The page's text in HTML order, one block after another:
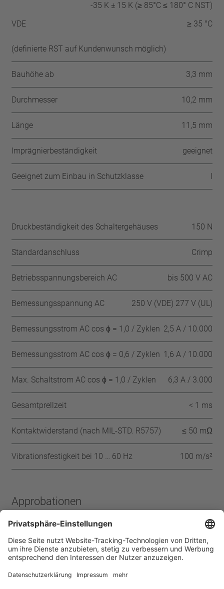
-35 K ± 15 K (≥ 85°C ≤ 180° C NST)
VDE
≥ 35 °C
(definierte RST auf Kundenwunsch möglich)
Bauhöhe ab 3,3 mm
Durchmesser 10,2 mm
Länge 11,5 mm
Imprägnierbeständigkeit geeignet
Geeignet zum Einbau in Schutzklasse I
Druckbeständigkeit des Schaltergehäuses 150 N
Standardanschluss Crimp
Betriebsspannungsbereich AC bis 500 V AC
Bemessungsspannung AC 250 V (VDE) 277 V (UL)
Bemessungsstrom AC cos ϕ = 1,0 / Zyklen 2,5 A / 10.000
Bemessungsstrom AC cos ϕ = 0,6 / Zyklen 1,6 A / 10.000
Max. Schaltstrom AC cos ϕ = 1,0 / Zyklen 6,3 A / 3.000
Gesamtprellzeit < 1 ms
Kontaktwiderstand (nach MIL-STD. R5757) ≤ 50 mΩ
Vibrationsfestigkeit bei 10 … 60 Hz 100 m/s²
Approbationen
IEC ENEC VDE UL
Startseite Produkte
Schutz-Temperaturbegrenzer